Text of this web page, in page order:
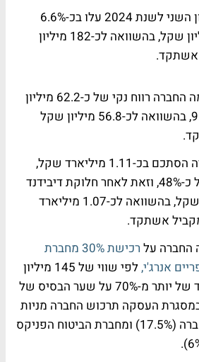
הכנסות החברה ברבעון השני לשנת 2024 עלו בכ-6.6%
והסתכמו בכ-194 מיליון שקל, בהשוואה לכ-182 מיליון
אשתקד.
בשורה התחתונה רשמה החברה רווח נקי של כ-62.2 מיליון
שקל, גידול של כ-9.5%, בהשוואה לכ-56.8 מיליון שקל
ההון העצמי של החברה הסתכם בכ-1.11 מיליארד שקל,
המשקף הון למאזן של כ-48%, וזאת לאחר חלוקת דיבידנד
בסך של כ- 38 מיליון שקל, בהשוואה לכ-1.07 מיליארד
אשתקד.
החברה על
רכישת 30% מחברת
אנרג'י,
לפי שווי של 145 מיליון
שקל, המשקף אפסייד של יותר מ-70% על שער הבסיס של
העסקה תרכוש החברה מניות
מידי בעל השליטה בחברה (17.5%) ומחברת הביטוח הפניקס